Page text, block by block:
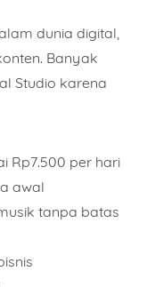
dunia digital,
Banyak
Studio karena
Rp7.500 per hari
awal
tanpa batas